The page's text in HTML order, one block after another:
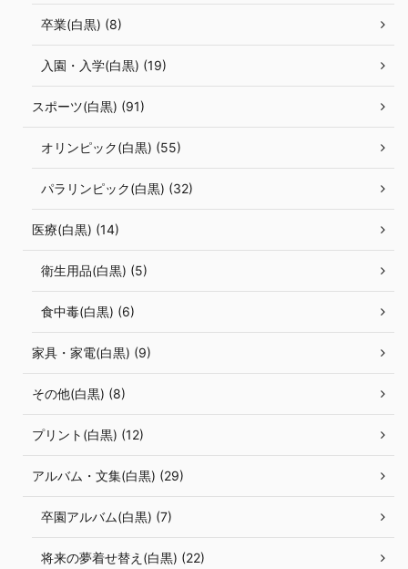
卒業(白黒) (8)
入園・入学(白黒) (19)
スポーツ(白黒) (91)
オリンピック(白黒) (55)
パラリンピック(白黒) (32)
医療(白黒) (14)
衛生用品(白黒) (5)
食中毒(白黒) (6)
家具・家電(白黒) (9)
その他(白黒) (8)
プリント(白黒) (12)
アルバム・文集(白黒) (29)
卒園アルバム(白黒) (7)
将来の夢着せ替え(白黒) (22)